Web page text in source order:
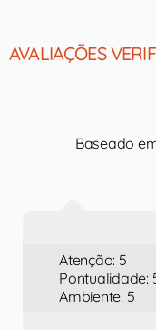
AVALIAÇÕES
Baseado
Atenção: 5
Pontualidade:
Ambiente: 5